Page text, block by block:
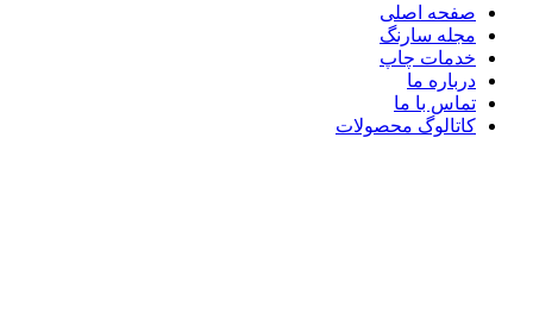
صفحه اصلی
مجله سارنگ
خدمات چاپ
درباره ما
تماس با ما
کاتالوگ محصولات